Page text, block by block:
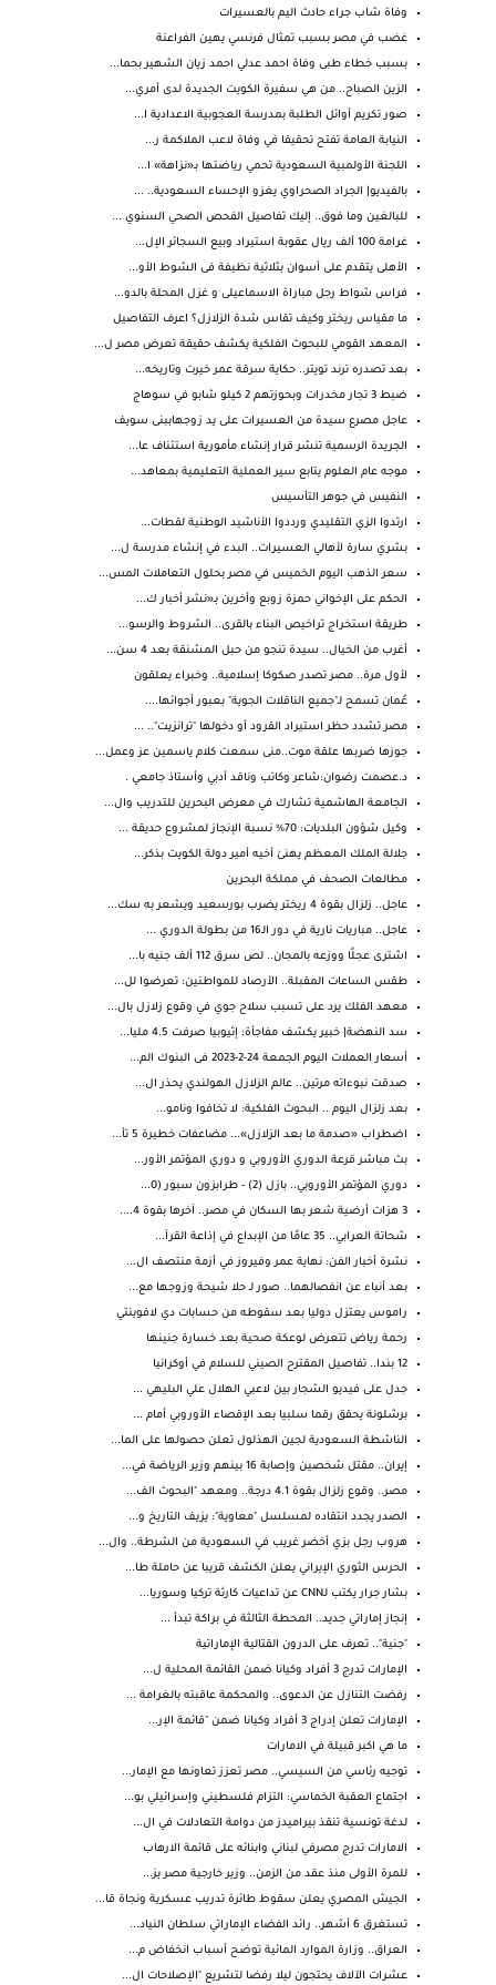
وفاة شاب جراء حادث اليم بالعسيرات
غضب في مصر بسبب تمثال فرنسي يهين الفراعنة
بسبب خطاء طبى وفاة احمد عدلي احمد زيان الشهير بحما...
الزين الصباح.. من هي سفيرة الكويت الجديدة لدى أمري...
صور تكريم أوائل الطلبة بمدرسة العجوبية الاعدادية ا...
النيابة العامة تفتح تحقيقا في وفاة لاعب الملاكمة ر...
اللجنة الأولمبية السعودية تحمي رياضتها بـ«نزاهة» ا...
بالفيديو| الجراد الصحراوي يغزو الإحساء السعودية.. ...
للبالغين وما فوق.. إليك تفاصيل الفحص الصحي السنوي ...
غرامة 100 ألف ريال عقوبة استيراد وبيع السجائر الإل...
الأهلى يتقدم على أسوان بثلاثية نظيفة فى الشوط الأو...
فراس شواط رجل مباراة الاسماعيلى و غزل المحلة بالدو...
ما مقياس ريختر وكيف تقاس شدة الزلازل؟ اعرف التفاصيل
المعهد القومي للبحوث الفلكية يكشف حقيقة تعرض مصر ل...
بعد تصدره ترند تويتر.. حكاية سرقة عمر خيرت وتاريخه...
ضبط 3 تجار مخدرات وبحوزتهم 2 كيلو شابو في سوهاج
عاجل مصرع سيدة من العسيرات على يد زوجهاببنى سويف
الجريدة الرسمية تنشر قرار إنشاء مأمورية استئناف عا...
موجه عام العلوم يتابع سير العملية التعليمية بمعاهد...
النفيس في جوهر التأسيس
ارتدوا الزي التقليدي ورددوا الأناشيد الوطنية لقطات...
بشري سارة لأهالي العسيرات.. البدء في إنشاء مدرسة ل...
سعر الذهب اليوم الخميس في مصر بحلول التعاملات المس...
الحكم على الإخواني حمزة زوبع وأخرين بـ«نشر أخبار ك...
طريقة استخراج تراخيص البناء بالقرى.. الشروط والرسو...
أغرب من الخيال.. سيدة تنجو من حبل المشنقة بعد 4 سن...
لأول مرة.. مصر تصدر صكوكا إسلامية.. وخبراء يعلقون
عُمان تسمح لـ"جميع الناقلات الجوية" بعبور أجوائها....
مصر تشدد حظر استيراد القرود أو دخولها "ترانزيت".. ...
جوزها ضربها علقة موت..منى سمعت كلام ياسمين عز وعمل...
د.عصمت رضوان:شاعر وكاتب وناقد أدبي وأستاذ جامعي .
الجامعة الهاشمية تشارك في معرض البحرين للتدريب وال...
وكيل شؤون البلديات: 70% نسبة الإنجاز لمشروع حديقة ...
جلالة الملك المعظم يهنئ أخيه أمير دولة الكويت بذكر...
مطالعات الصحف في مملكة البحرين
عاجل.. زلزال بقوة 4 ريختر يضرب بورسعيد ويشعر به سك...
عاجل.. مباريات نارية في دور الـ16 من بطولة الدوري ...
اشترى عجلًا ووزعه بالمجان.. لص سرق 112 ألف جنيه با...
طقس الساعات المقبلة.. الأرصاد للمواطنين: تعرضوا لل...
معهد الفلك يرد على تسبب سلاح جوي في وقوع زلازل بال...
سد النهضة| خبير يكشف مفاجأة: إثيوبيا صرفت 4.5 مليا...
أسعار العملات اليوم الجمعة 24-2-2023 فى البنوك الم...
صدقت نبوءاته مرتين.. عالم الزلازل الهولندي يحذر ال...
بعد زلزال اليوم .. البحوث الفلكية: لا تخافوا ونامو...
اضطراب «صدمة ما بعد الزلازل»... مضاعفات خطيرة 5 تأ...
بث مباشر قرعة الدوري الأوروبي و دوري المؤتمر الأور...
دوري المؤتمر الأوروبي.. بازل (2) - طرابزون سبور (0...
3 هزات أرضية شعر بها السكان في مصر.. آخرها بقوة 4....
شحاتة العرابي.. 35 عامًا من الإبداع في إذاعة القرآ...
نشرة أخبار الفن: نهاية عمر وفيروز في أزمة منتصف ال...
بعد أنباء عن انفصالهما.. صور لـ حلا شيحة وزوجها مع...
راموس يعتزل دوليا بعد سقوطه من حسابات دي لافوينتي
رحمة رياض تتعرض لوعكة صحية بعد خسارة جنينها
12 بندا.. تفاصيل المقترح الصيني للسلام في أوكرانيا
جدل على فيديو الشجار بين لاعبي الهلال علي البليهي ...
برشلونة يحقق رقما سلبيا بعد الإقصاء الأوروبي أمام ...
الناشطة السعودية لجين الهذلول تعلن حصولها على الما...
إيران.. مقتل شخصين وإصابة 16 بينهم وزير الرياضة في...
مصر.. وقوع زلزال بقوة 4.1 درجة.. ومعهد "البحوث الف...
الصدر يجدد انتقاده لمسلسل "معاوية": يزيف التاريخ و...
هروب رجل بزي أخضر غريب في السعودية من الشرطة.. وال...
الحرس الثوري الإيراني يعلن الكشف قريبا عن حاملة طا...
بشار جرار يكتب لـCNN عن تداعيات كارثة تركيا وسوريا...
إنجاز إماراتي جديد.. المحطة الثالثة في براكة تبدأ ...
"جنية".. تعرف على الدرون القتالية الإماراتية
الإمارات تدرج 3 أفراد وكيانا ضمن القائمة المحلية ل...
رفضت التنازل عن الدعوى.. والمحكمة عاقبته بالغرامة ...
الإمارات تعلن إدراج 3 أفراد وكيانا ضمن "قائمة الإر...
ما هي اكبر قبيلة في الامارات
توجيه رئاسي من السيسي.. مصر تعزز تعاونها مع الإمار...
اجتماع العقبة الخماسي: التزام فلسطيني وإسرائيلي بو...
لدغة تونسية تنقذ بيراميدز من دوامة التعادلات في ال...
الامارات تدرج مصرفي لبناني وابنائه على قائمة الارهاب
للمرة الأولى منذ عقد من الزمن.. وزير خارجية مصر يز...
الجيش المصري يعلن سقوط طائرة تدريب عسكرية ونجاة قا...
تستغرق 6 أشهر.. رائد الفضاء الإماراتي سلطان النياد...
العراق.. وزارة الموارد المائية توضح أسباب انخفاض م...
عشرات الآلاف يحتجون ليلا رفضا لتشريع "الإصلاحات ال...